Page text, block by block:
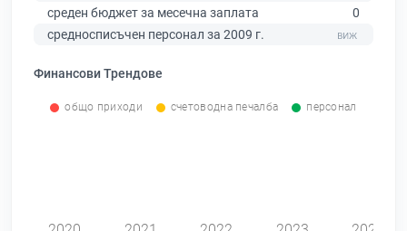
среден бюджет за месечна заплата
0
средносписъчен персонал за 2009 г.
Финансови Трендове
общо приходи счетоводна печалба персонал